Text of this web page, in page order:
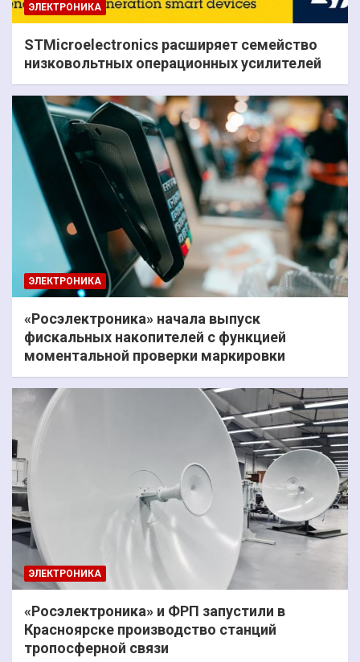
ЭЛЕКТРОНИКА
STMicroelectronics расширяет семейство
низковольтных операционных усилителей
ЭЛЕКТРОНИКА
«Росэлектроника» начала выпуск
фискальных накопителей с функцией
моментальной проверки маркировки
ЭЛЕКТРОНИКА
«Росэлектроника» и ФРП запустили в
Красноярске производство станций
тропосферной связи